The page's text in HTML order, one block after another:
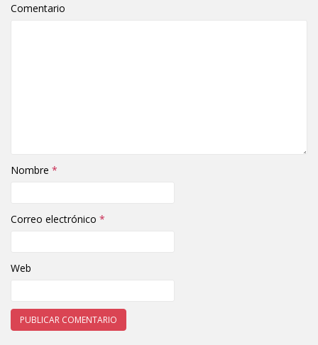
Comentario
Nombre *
Correo electrónico *
Web